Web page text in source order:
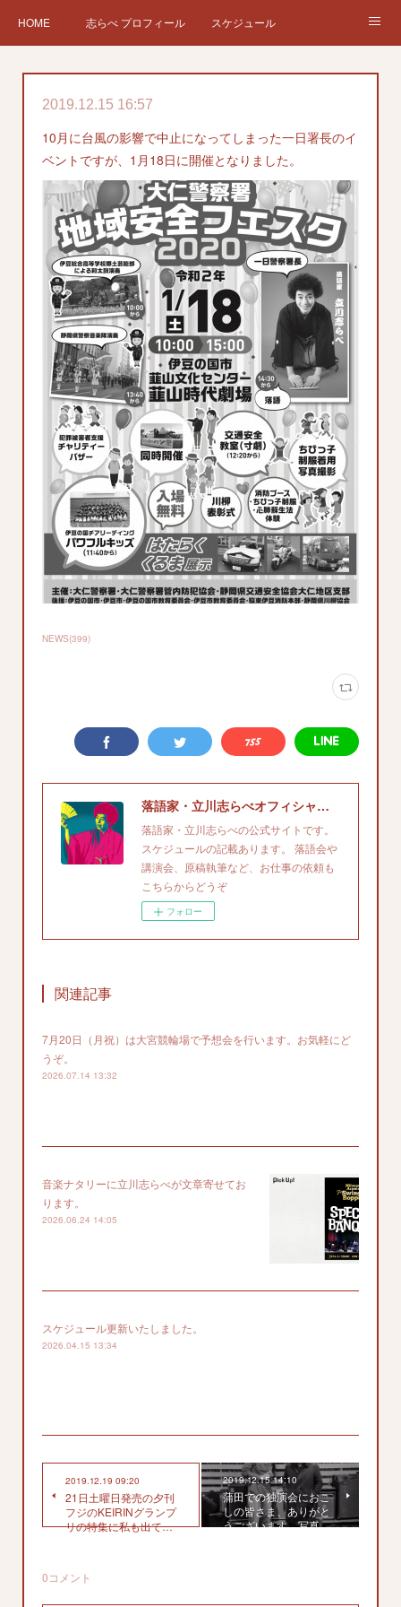
HOME 志らべ プロフィール スケジュール
チケット予約 Instagram
2019.12.15 16:57
10月に台風の影響で中止になってしまった一日署長のイ
ベントですが、1月18日に開催となりました。
NEWS(399)
落語家・立川志らべオフィシャルサイト
落語家・立川志らべの公式サイトです。
スケジュールの記載あります。 落語会や
講演会、原稿執筆など、お仕事の依頼も
こちらからどうぞ
フォロー
関連記事
7月20日（月祝）は大宮競輪場で予想会を行います。お気軽にど
うぞ。
2026.07.14 13:32
音楽ナタリーに立川志らべが文章寄せてお
ります。
2026.06.24 14:05
スケジュール更新いたしました。
2026.04.15 13:34
2019.12.19 09:20
21日土曜日発売の夕刊
フジのKEIRINグランプ
リの特集に私も出て…
2019.12.15 14:10
蒲田での独演会におこ
しの皆さま、ありがと
うございます。写真…
0コメント